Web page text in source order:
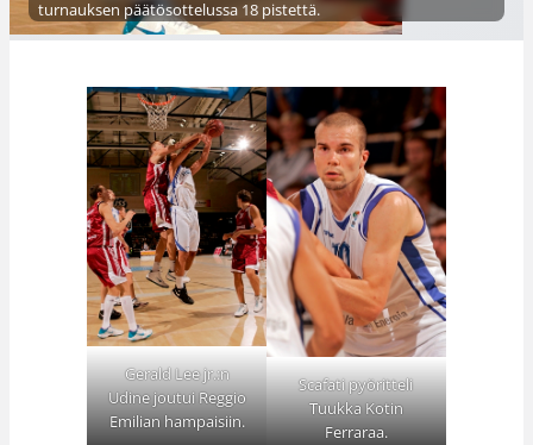
turnauksen päätösottelussa 18 pistettä.
Gerald Lee jr.:n
Udine joutui Reggio
Emilian hampaisiin.
Scafati pyöritteli
Tuukka Kotin
Ferraraa.